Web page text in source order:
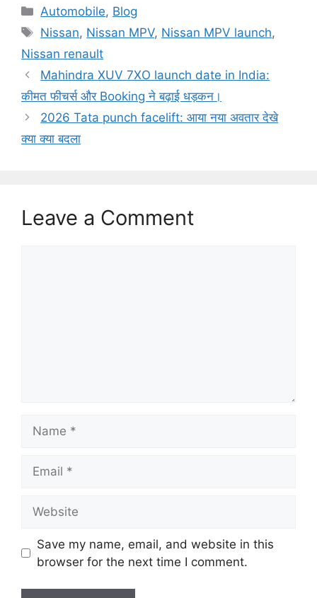
Categories
Automobile, Blog
Tags
Nissan, Nissan MPV, Nissan MPV launch,
Nissan renault
Mahindra XUV 7XO launch date in India:
कीमत फीचर्स और Booking ने बढ़ाई धड़कन।
2026 Tata punch facelift: आया नया अवतार देखे
क्या क्या बदला
Leave a Comment
Save my name, email, and website in this
browser for the next time I comment.